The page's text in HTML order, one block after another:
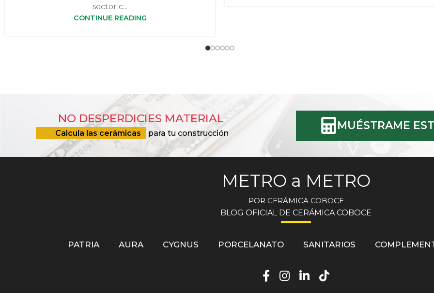
sector c...
CONTINUE READING
NO DESPERDICIES MATERIAL
Calcula las cerámicas para tu construcción
MUÉSTRAME
METRO a METRO
POR CERÁMICA COBOCE
BLOG OFICIAL DE CERÁMICA COBOCE
PATRIA AURA CYGNUS PORCELANATO SANITARIOS